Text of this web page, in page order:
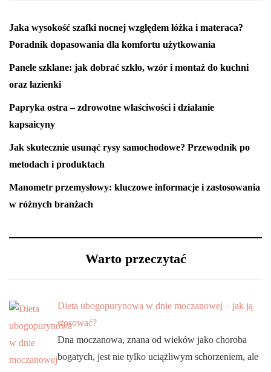
Jaka wysokość szafki nocnej względem łóżka i materaca?
Poradnik dopasowania dla komfortu użytkowania
Panele szklane: jak dobrać szkło, wzór i montaż do kuchni
oraz łazienki
Papryka ostra – zdrowotne właściwości i działanie
kapsaicyny
Jak skutecznie usunąć rysy samochodowe? Przewodnik po
metodach i produktach
Manometr przemysłowy: kluczowe informacje i zastosowania
w różnych branżach
Warto przeczytać
Dieta ubogopurynowa w dnie moczanowej – jak ją
stosować?
Dna moczanowa, znana od wieków jako choroba
bogatych, jest nie tylko uciążliwym schorzeniem, ale